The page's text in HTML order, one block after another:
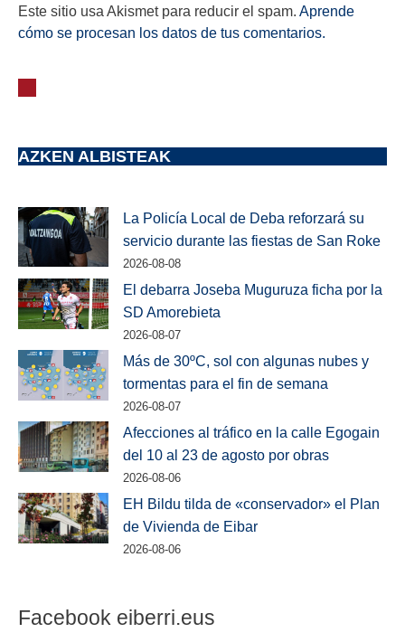
Este sitio usa Akismet para reducir el spam. Aprende
cómo se procesan los datos de tus comentarios.
AZKEN ALBISTEAK
La Policía Local de Deba reforzará su
servicio durante las fiestas de San Roke
2026-08-08
El debarra Joseba Muguruza ficha por la
SD Amorebieta
2026-08-07
Más de 30ºC, sol con algunas nubes y
tormentas para el fin de semana
2026-08-07
Afecciones al tráfico en la calle Egogain
del 10 al 23 de agosto por obras
2026-08-06
EH Bildu tilda de «conservador» el Plan
de Vivienda de Eibar
2026-08-06
Facebook eiberri.eus